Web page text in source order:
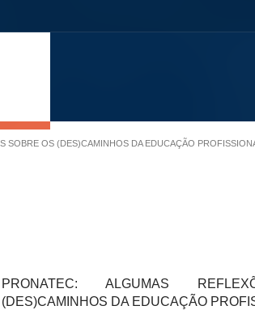
SOBRE OS (DES)CAMINHOS DA EDUCAÇÃO
PRONATEC: ALGUMAS
(DES)CAMINHOS DA EDUCAÇÃO